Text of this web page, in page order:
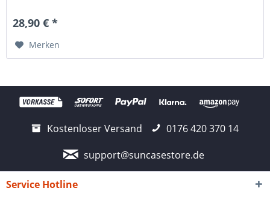
28,90 € *
Merken
Kostenloser Versand
0176 420 370 14
support@suncasestore.de
Service Hotline